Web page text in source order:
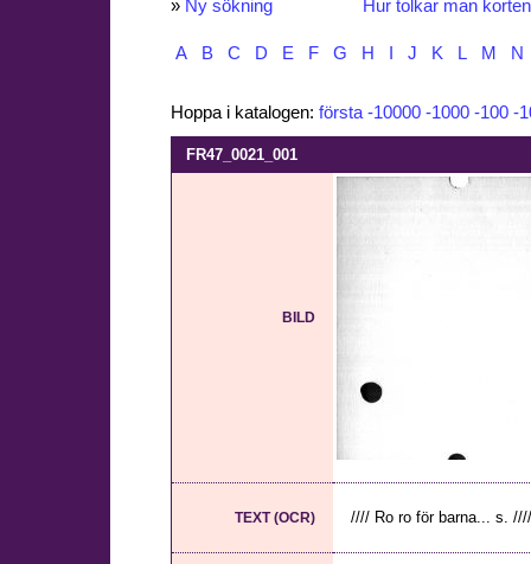
» Ny sökning Hur tolkar man
A B C D E F G H J K L M N
Hoppa i katalogen: första -10000 -1000 -100 -
FR47_0021_001
BILD
TEXT (OCR) //// Ro ro för barna... s.